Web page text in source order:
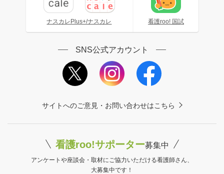
ナスカレPlus+/ナスカレ 看護roo! 国試
SNS公式アカウント
サイトへのご意見・お問い合わせはこちら
看護roo!サポーター募集中
アンケートや座談会・取材にご協力いただける看護師さん、
大募集中です！